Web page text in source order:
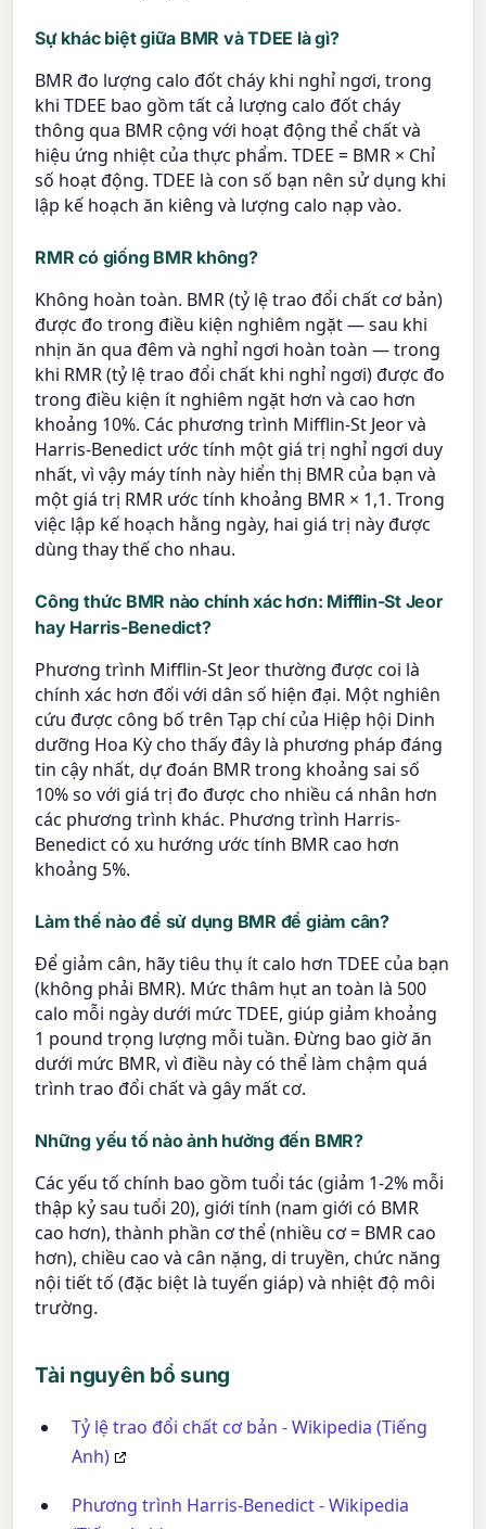
Sự khác biệt giữa BMR và TDEE là gì?
BMR đo lượng calo đốt cháy khi nghỉ ngơi, trong
khi TDEE bao gồm tất cả lượng calo đốt cháy
thông qua BMR cộng với hoạt động thể chất và
hiệu ứng nhiệt của thực phẩm. TDEE = BMR × Chỉ
số hoạt động. TDEE là con số bạn nên sử dụng khi
lập kế hoạch ăn kiêng và lượng calo nạp vào.
RMR có giống BMR không?
Không hoàn toàn. BMR (tỷ lệ trao đổi chất cơ bản)
được đo trong điều kiện nghiêm ngặt — sau khi
nhịn ăn qua đêm và nghỉ ngơi hoàn toàn — trong
khi RMR (tỷ lệ trao đổi chất khi nghỉ ngơi) được đo
trong điều kiện ít nghiêm ngặt hơn và cao hơn
khoảng 10%. Các phương trình Mifflin-St Jeor và
Harris-Benedict ước tính một giá trị nghỉ ngơi duy
nhất, vì vậy máy tính này hiển thị BMR của bạn và
một giá trị RMR ước tính khoảng BMR × 1,1. Trong
việc lập kế hoạch hằng ngày, hai giá trị này được
dùng thay thế cho nhau.
Công thức BMR nào chính xác hơn: Mifflin-St Jeor
hay Harris-Benedict?
Phương trình Mifflin-St Jeor thường được coi là
chính xác hơn đối với dân số hiện đại. Một nghiên
cứu được công bố trên Tạp chí của Hiệp hội Dinh
dưỡng Hoa Kỳ cho thấy đây là phương pháp đáng
tin cậy nhất, dự đoán BMR trong khoảng sai số
10% so với giá trị đo được cho nhiều cá nhân hơn
các phương trình khác. Phương trình Harris-
Benedict có xu hướng ước tính BMR cao hơn
khoảng 5%.
Làm thế nào để sử dụng BMR để giảm cân?
Để giảm cân, hãy tiêu thụ ít calo hơn TDEE của bạn
(không phải BMR). Mức thâm hụt an toàn là 500
calo mỗi ngày dưới mức TDEE, giúp giảm khoảng
1 pound trọng lượng mỗi tuần. Đừng bao giờ ăn
dưới mức BMR, vì điều này có thể làm chậm quá
trình trao đổi chất và gây mất cơ.
Những yếu tố nào ảnh hưởng đến BMR?
Các yếu tố chính bao gồm tuổi tác (giảm 1-2% mỗi
thập kỷ sau tuổi 20), giới tính (nam giới có BMR
cao hơn), thành phần cơ thể (nhiều cơ = BMR cao
hơn), chiều cao và cân nặng, di truyền, chức năng
nội tiết tố (đặc biệt là tuyến giáp) và nhiệt độ môi
trường.
Tài nguyên bổ sung
Tỷ lệ trao đổi chất cơ bản - Wikipedia (Tiếng
Anh)
Phương trình Harris-Benedict - Wikipedia